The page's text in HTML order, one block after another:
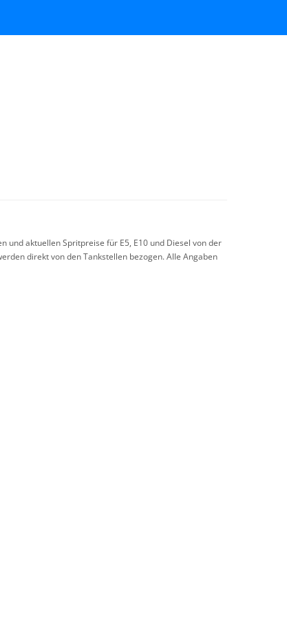
aktuellen Spritpreise für E5, E10 und Diesel von der
direkt von den Tankstellen bezogen. Alle Angaben